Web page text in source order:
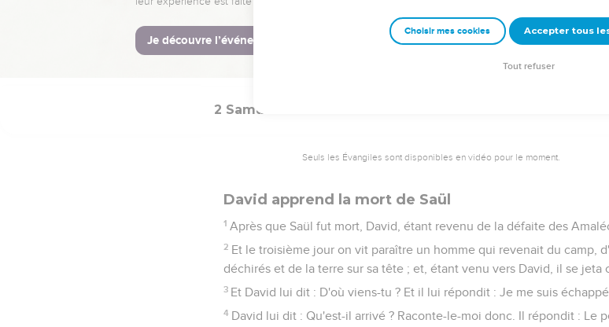
La Bible Du Semeur Copyright © 1992, 1999 by Biblica, Inc.® Used by
2 Samuel
Seuls les Évangiles sont disponibles en vidéo pour le moment.
David apprend la mort de Saül
1 Après que Saül fut mort, David, étant revenu de la défaite des
2 Et le troisième jour on vit paraître un homme qui revenait du camp,
déchirés et de la terre sur sa tête ; et, étant venu vers David, il se jeta
3 Et David lui dit : D'où viens-tu ? Et il lui répondit : Je me suis échappé
4 David lui dit : Qu'est-il arrivé ? Raconte-le-moi donc. Il répondit : Le
Choisir mes cookies Accepter tous
Tout refuser